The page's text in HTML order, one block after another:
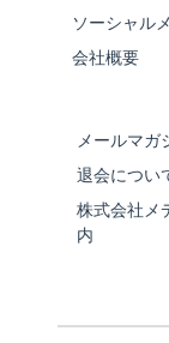
ソーシャル
会社概要
メールマガ
退会につい
株式会社メ
内